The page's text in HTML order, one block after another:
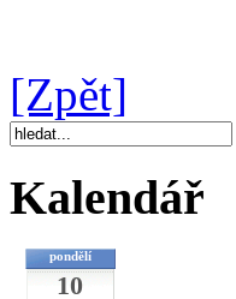
[Zpět]
Kalendář
pondělí
10